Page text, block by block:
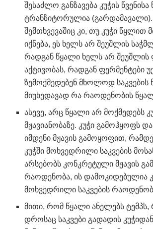
შესაძლო განზავება კუჭის
ტრანზიტორულია (გარდამავალი).
შემთხვევაშიც კი, თუ კუჭი წყლით
იქნება, ეს ხელს არ შეუშლის
რადგან წყალი ხელს არ შეუშლის
აქტივობას, რადგან ფერმენტები
ზემოქმედებენ მხოლოდ საკვების
მიუხედავად რა რაოდენობის
ასევე, არც წყალი არ მოქმედებს
მჟავიანობაზე. კუჭი გამოჰყოფს
იმდენი მჟავის გამოყოფით,
კუჭში მოხვედრილი საკვების
არსებობს კონკრეტული მჟავის
რაოდენობა, ის დამოკიდებულია
მოხვედრილი საკვების
მითი, რომ წყალი ანელებს
დროსაც საკვები გადადის